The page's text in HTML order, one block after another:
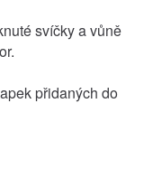
svíčky a vůně
přidaných do